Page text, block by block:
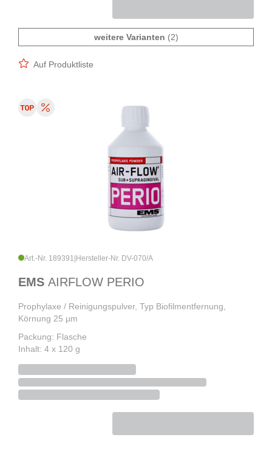
weitere Varianten (2)
Auf Produktliste
Art.-Nr. 189391 Hersteller-Nr. DV-070/A
EMS AIRFLOW PERIO
Prophylaxe / Reinigungspulver, Typ Biofilmentfernung,
Körnung 25 µm
Packung: Flasche
Inhalt: 4 x 120 g